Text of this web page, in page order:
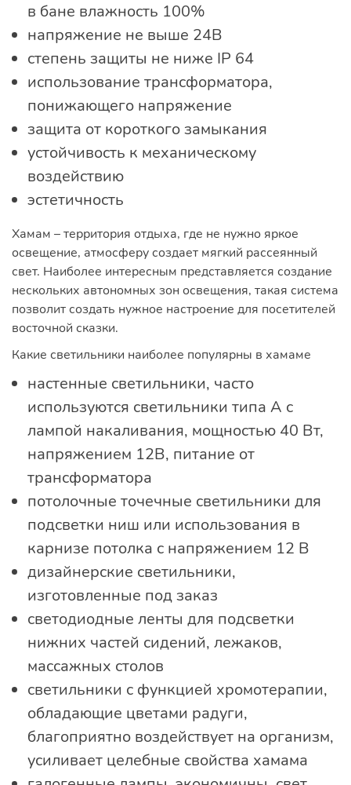
в бане влажность 100%
напряжение не выше 24В
степень защиты не ниже IP 64
использование трансформатора,
понижающего напряжение
защита от короткого замыкания
устойчивость к механическому
воздействию
эстетичность
Хамам – территория отдыха, где не нужно яркое
освещение, атмосферу создает мягкий рассеянный
свет. Наиболее интересным представляется создание
нескольких автономных зон освещения, такая система
позволит создать нужное настроение для посетителей
восточной сказки.
Какие светильники наиболее популярны в хамаме
настенные светильники, часто
используются светильники типа А с
лампой накаливания, мощностью 40 Вт,
напряжением 12В, питание от
трансформатора
потолочные точечные светильники для
подсветки ниш или использования в
карнизе потолка с напряжением 12 В
дизайнерские светильники,
изготовленные под заказ
светодиодные ленты для подсветки
нижних частей сидений, лежаков,
массажных столов
светильники с функцией хромотерапии,
обладающие цветами радуги,
благоприятно воздействует на организм,
усиливает целебные свойства хамама